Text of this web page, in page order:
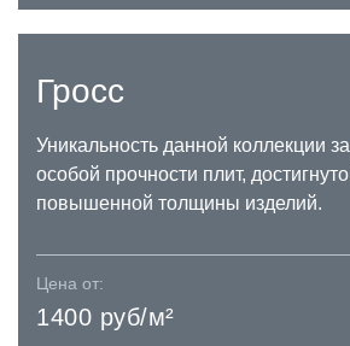
Гросс
Уникальность данной коллекции
особой прочности плит,
повышенной толщины изделий.
Цена от:
1400 руб/м²